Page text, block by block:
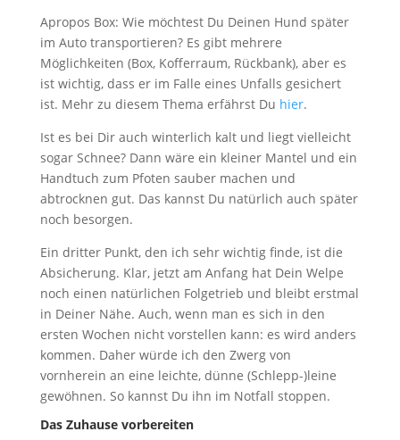
Apropos Box: Wie möchtest Du Deinen Hund später
im Auto transportieren? Es gibt mehrere
Möglichkeiten (Box, Kofferraum, Rückbank), aber es
ist wichtig, dass er im Falle eines Unfalls gesichert
ist. Mehr zu diesem Thema erfährst Du hier.
Ist es bei Dir auch winterlich kalt und liegt vielleicht
sogar Schnee? Dann wäre ein kleiner Mantel und ein
Handtuch zum Pfoten sauber machen und
abtrocknen gut. Das kannst Du natürlich auch später
noch besorgen.
Ein dritter Punkt, den ich sehr wichtig finde, ist die
Absicherung. Klar, jetzt am Anfang hat Dein Welpe
noch einen natürlichen Folgetrieb und bleibt erstmal
in Deiner Nähe. Auch, wenn man es sich in den
ersten Wochen nicht vorstellen kann: es wird anders
kommen. Daher würde ich den Zwerg von
vornherein an eine leichte, dünne (Schlepp-)leine
gewöhnen. So kannst Du ihn im Notfall stoppen.
Das Zuhause vorbereiten